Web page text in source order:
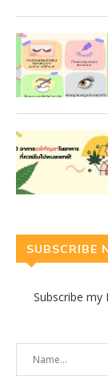
SUBSCRIBE
Subscribe